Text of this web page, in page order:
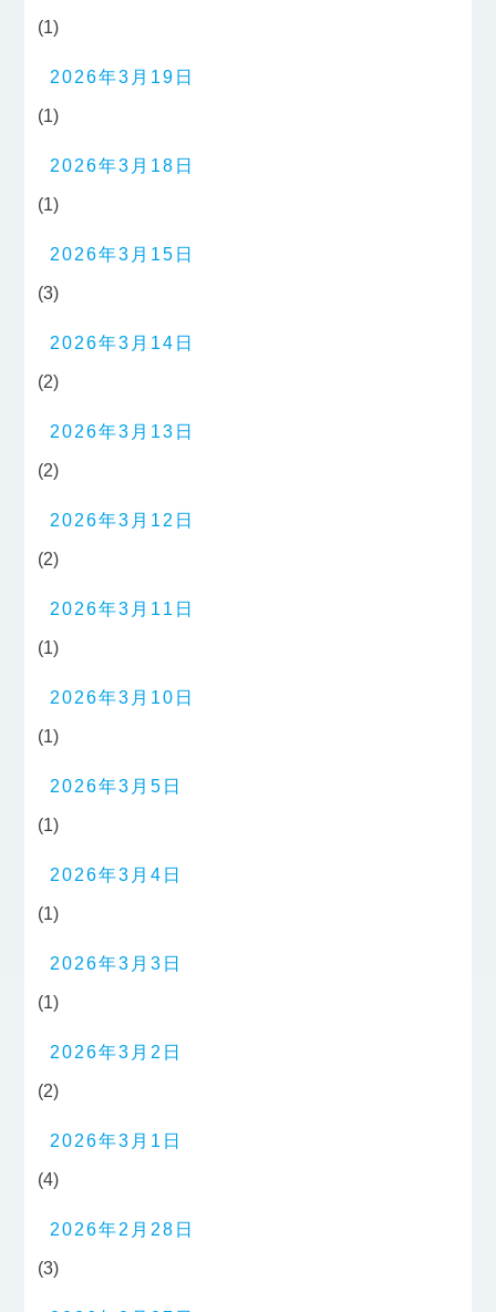
(1)
2026年3月19日
(1)
2026年3月18日
(1)
2026年3月15日
(3)
2026年3月14日
(2)
2026年3月13日
(2)
2026年3月12日
(2)
2026年3月11日
(1)
2026年3月10日
(1)
2026年3月5日
(1)
2026年3月4日
(1)
2026年3月3日
(1)
2026年3月2日
(2)
2026年3月1日
(4)
2026年2月28日
(3)